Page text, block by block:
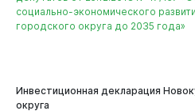
социально-экономического
городского округа до 2035 года»
Инвестиционная декларация
округа